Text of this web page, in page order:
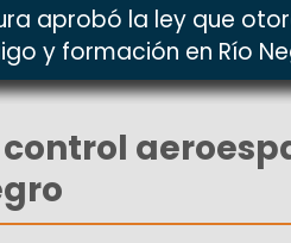
aprobó la ley que
y formación en Río